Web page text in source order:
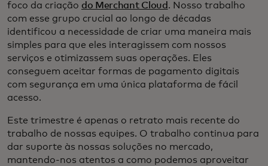
foco da criação do Merchant Cloud . Nosso trabalho
com esse grupo crucial ao longo de décadas
identificou a necessidade de criar uma maneira mais
simples para que eles interagissem com nossos
serviços e otimizassem suas operações. Eles
conseguem aceitar formas de pagamento digitais
com segurança em uma única plataforma de fácil
acesso.
Este trimestre é apenas o retrato mais recente do
trabalho de nossas equipes. O trabalho continua para
dar suporte às nossas soluções no mercado,
mantendo-nos atentos a como podemos aproveitar